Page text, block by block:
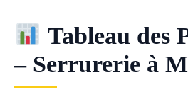
Tableau des
– Serrurerie à